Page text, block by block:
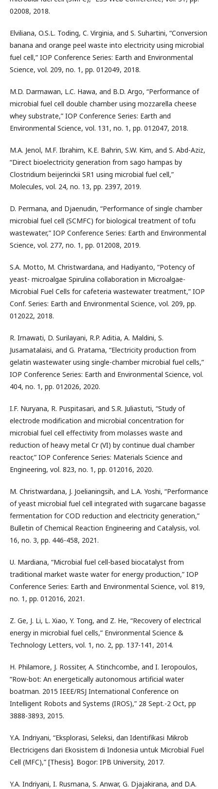
02008, 2018.
Elviliana, O.S.L. Toding, C. Virginia, and S. Suhartini, “Conversion
banana and orange peel waste into electricity using microbial
fuel cell,” IOP Conference Series: Earth and Environmental
Science, vol. 209, no. 1, pp. 012049, 2018.
M.D. Darmawan, L.C. Hawa, and B.D. Argo, “Performance of
microbial fuel cell double chamber using mozzarella cheese
whey substrate,” IOP Conference Series: Earth and
Environmental Science, vol. 131, no. 1, pp. 012047, 2018.
M.A. Jenol, M.F. Ibrahim, K.E. Bahrin, S.W. Kim, and S. Abd-Aziz,
“Direct bioelectricity generation from sago hampas by
Clostridium beijerinckii SR1 using microbial fuel cell,”
Molecules, vol. 24, no. 13, pp. 2397, 2019.
D. Permana, and Djaenudin, “Performance of single chamber
microbial fuel cell (SCMFC) for biological treatment of tofu
wastewater,” IOP Conference Series: Earth and Environmental
Science, vol. 277, no. 1, pp. 012008, 2019.
S.A. Motto, M. Christwardana, and Hadiyanto, “Potency of
yeast- microalgae Spirulina collaboration in Microalgae-
Microbial Fuel Cells for cafeteria wastewater treatment,” IOP
Conf. Series: Earth and Environmental Science, vol. 209, pp.
012022, 2018.
R. Irnawati, D. Surilayani, R.P. Aditia, A. Maldini, S.
Jusamatalaisi, and G. Pratama, “Electricity production from
gelatin wastewater using single-chamber microbial fuel cells,”
IOP Conference Series: Earth and Environmental Science, vol.
404, no. 1, pp. 012026, 2020.
I.F. Nuryana, R. Puspitasari, and S.R. Juliastuti, “Study of
electrode modification and microbial concentration for
microbial fuel cell effectivity from molasses waste and
reduction of heavy metal Cr (VI) by continue dual chamber
reactor,” IOP Conference Series: Materials Science and
Engineering, vol. 823, no. 1, pp. 012016, 2020.
M. Christwardana, J. Joelianingsih, and L.A. Yoshi, “Performance
of yeast microbial fuel cell integrated with sugarcane bagasse
fermentation for COD reduction and electricity generation,”
Bulletin of Chemical Reaction Engineering and Catalysis, vol.
16, no. 3, pp. 446-458, 2021.
U. Mardiana, “Microbial fuel cell-based biocatalyst from
traditional market waste water for energy production,” IOP
Conference Series: Earth and Environmental Science, vol. 819,
no. 1, pp. 012016, 2021.
Z. Ge, J. Li, L. Xiao, Y. Tong, and Z. He, “Recovery of electrical
energy in microbial fuel cells,” Environmental Science &
Technology Letters, vol. 1, no. 2, pp. 137-141, 2014.
H. Philamore, J. Rossiter, A. Stinchcombe, and I. Ieropoulos,
“Row-bot: An energetically autonomous artificial water
boatman. 2015 IEEE/RSJ International Conference on
Intelligent Robots and Systems (IROS),” 28 Sept.-2 Oct, pp
3888-3893, 2015.
Y.A. Indriyani, “Eksplorasi, Seleksi, dan Identifikasi Mikrob
Electricigens dari Ekosistem di Indonesia untuk Microbial Fuel
Cell (MFC),” [Thesis]. Bogor: IPB University, 2017.
Y.A. Indriyani, I. Rusmana, S. Anwar, G. Djajakirana, and D.A.